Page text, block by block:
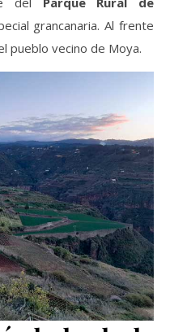
grancanaria. Al frente
pueblo vecino de Moya.